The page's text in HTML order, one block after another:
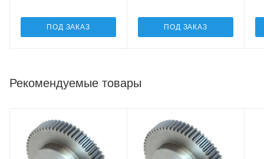
ПОД ЗАКАЗ ПОД ЗАКАЗ
Рекомендуемые товары